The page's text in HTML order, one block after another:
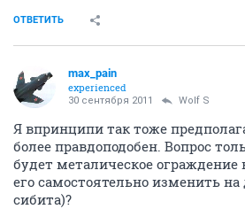
ОТВЕТИТЬ
max_pain
experienced
30 сентября 2011 Wolf S
Я впринципи так тоже
более правдоподобен. Вопрос
будет металическое ограждение
его самостоятельно изменить на
сибита)?